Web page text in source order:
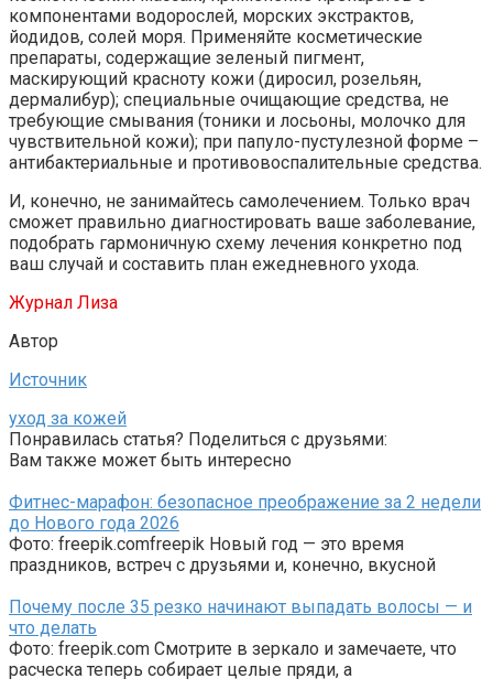
компонентами водорослей, морских экстрактов,
йодидов, солей моря. Применяйте косметические
препараты, содержащие зеленый пигмент,
маскирующий красноту кожи (диросил, розельян,
дермалибур); специальные очищающие средства, не
требующие смывания (тоники и лосьоны, молочко для
чувствительной кожи); при папуло-пустулезной форме –
антибактериальные и противовоспалительные средства.
И, конечно, не занимайтесь самолечением. Только врач
сможет правильно диагностировать ваше заболевание,
подобрать гармоничную схему лечения конкретно под
ваш случай и составить план ежедневного ухода.
Журнал Лиза
Автор
Источник
уход за кожей
Понравилась статья? Поделиться с друзьями:
Вам также может быть интересно
Фитнес-марафон: безопасное преображение за 2 недели
до Нового года 2026
Фото: freepik.comfreepik Новый год — это время
праздников, встреч с друзьями и, конечно, вкусной
Почему после 35 резко начинают выпадать волосы — и
что делать
Фото: freepik.com Смотрите в зеркало и замечаете, что
расческа теперь собирает целые пряди, а